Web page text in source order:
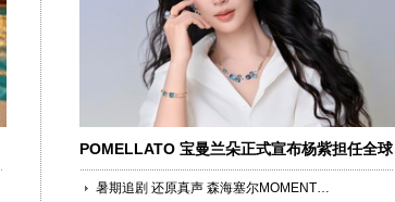
POMELLATO 宝曼兰朵正式宣布杨紫担任全球
品牌代言人
暑期追剧 还原真声 森海塞尔MOMENTUM 5携手宋威龙带来更加沉浸影音体验